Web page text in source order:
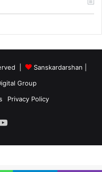
| Sanskardarshan
Group
Privacy Policy
YouTube